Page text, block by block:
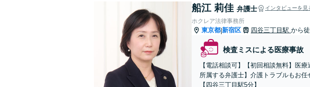
船江 莉佳 弁護士 インタビューを見
ホクレア法律事務所
東京都|新宿区 四谷三丁目駅 から
検査ミスによる医療事故
【電話相談可】【初回相談無料】医
所属する弁護士】介護トラブルもお
【四谷三丁目駅5分】